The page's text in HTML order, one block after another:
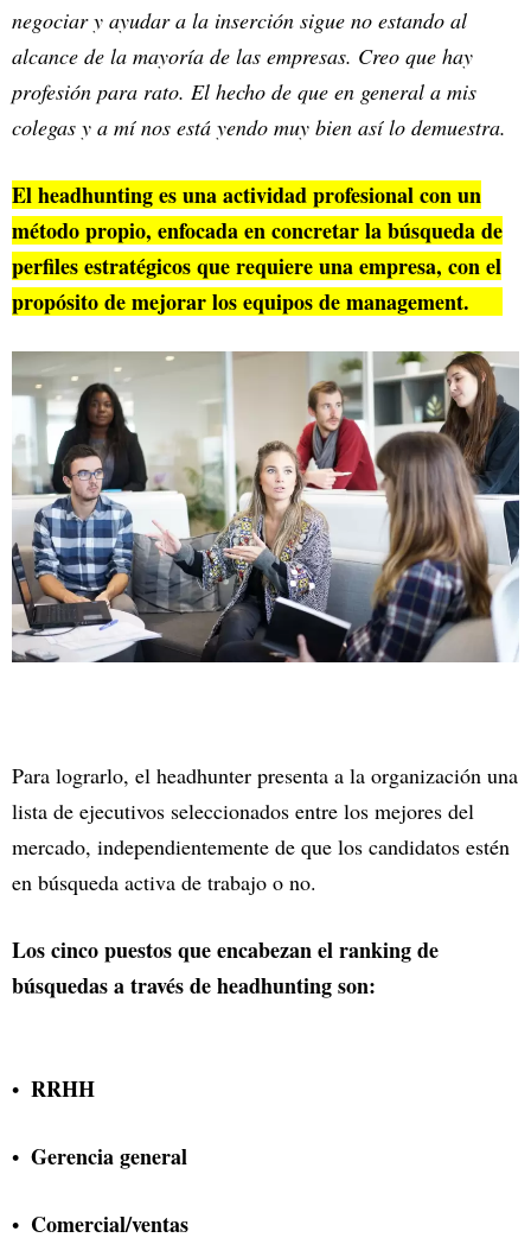
negociar y ayudar a la inserción sigue no estando al
alcance de la mayoría de las empresas. Creo que hay
profesión para rato. El hecho de que en general a mis
colegas y a mí nos está yendo muy bien así lo demuestra.
El headhunting es una actividad profesional con un
método propio, enfocada en concretar la búsqueda de
perfiles estratégicos que requiere una empresa, con el
propósito de mejorar los equipos de management.
Para lograrlo, el headhunter presenta a la organización una
lista de ejecutivos seleccionados entre los mejores del
mercado, independientemente de que los candidatos estén
en búsqueda activa de trabajo o no.
Los cinco puestos que encabezan el ranking de
búsquedas a través de headhunting son:
RRHH
Gerencia general
Comercial/ventas